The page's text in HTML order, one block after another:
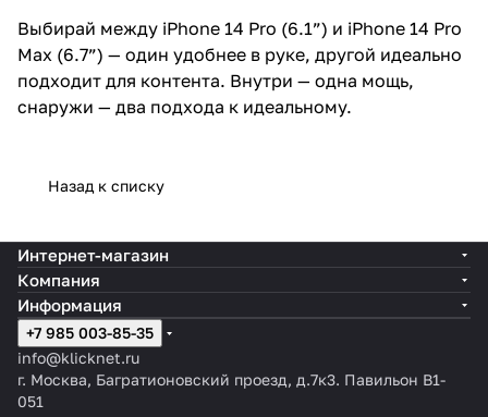
Выбирай между iPhone 14 Pro (6.1”) и iPhone 14 Pro
Max (6.7”) — один удобнее в руке, другой идеально
подходит для контента. Внутри — одна мощь,
снаружи — два подхода к идеальному.
Назад к списку
Интернет-магазин
Компания
Информация
+7 985 003-85-35
info@klicknet.ru
г. Москва, Багратионовский проезд, д.7к3. Павильон B1-
051